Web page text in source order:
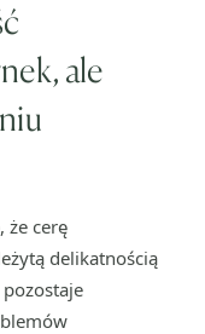
ale
że cerę
delikatnością